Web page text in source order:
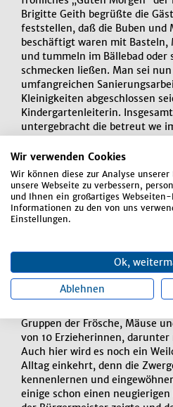
Wir verwenden Cookies
Wir können diese zur Analyse
unsere Webseite zu verbessern,
und Ihnen ein großartiges
Informationen zu den von uns
Einstellungen.
Ok,
Ablehnen
Brigitte Geith begrüßte die
feststellen, daß die Buben und
beschäftigt waren mit Basteln,
und tummeln im Bällebad oder
schmecken ließen. Man sei
umfangreichen
Kleinigkeiten abgeschlossen
Kindergartenleiterin.
untergebracht die betreut we
Gruppen sind die Kleinen
Regenbogen-, Sonnenschein-,
der „ausgelagerten“
sich hier sehr wohl fühlt. Über
seitens der Besucher freuten
Schleckermäuler und winkten
Nachdem alle anstehenden
dann die Kinderkrippe
Leiterin Bettina Windstoßer
und es wurde festgestellt, daß
Gruppen der Frösche, Mäuse
von 10 Erzieherinnen,
Auch hier wird es noch ein
Alltag einkehrt, denn die
kennenlernen und
einige schon einen neugierigen